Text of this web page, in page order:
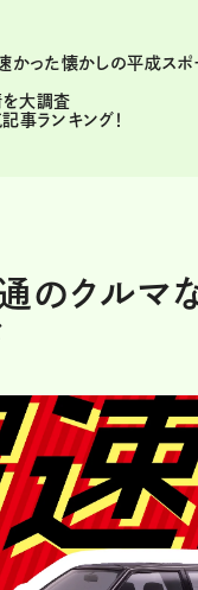
った懐かしの平成スポ
大調査
ランキング！
のクルマ